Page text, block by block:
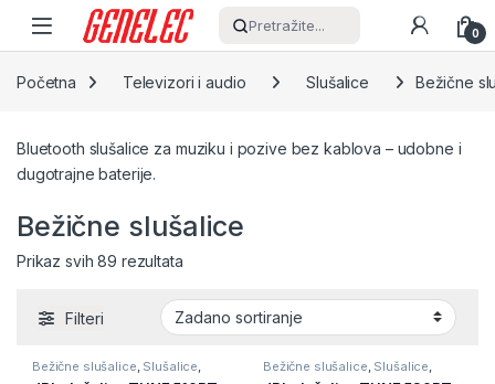
Skip to navigation
Skip to content
Pretražite... 0
Početna Televizori i audio Slušalice Bežične
Bluetooth slušalice za muziku i pozive bez kablova – udobne i
dugotrajne baterije.
Bežične slušalice
Prikaz svih 89 rezultata
Filteri
Bežične slušalice, Slušalice,
Televizori i audio
Bežične slušalice, Slušalice,
Televizori i audio